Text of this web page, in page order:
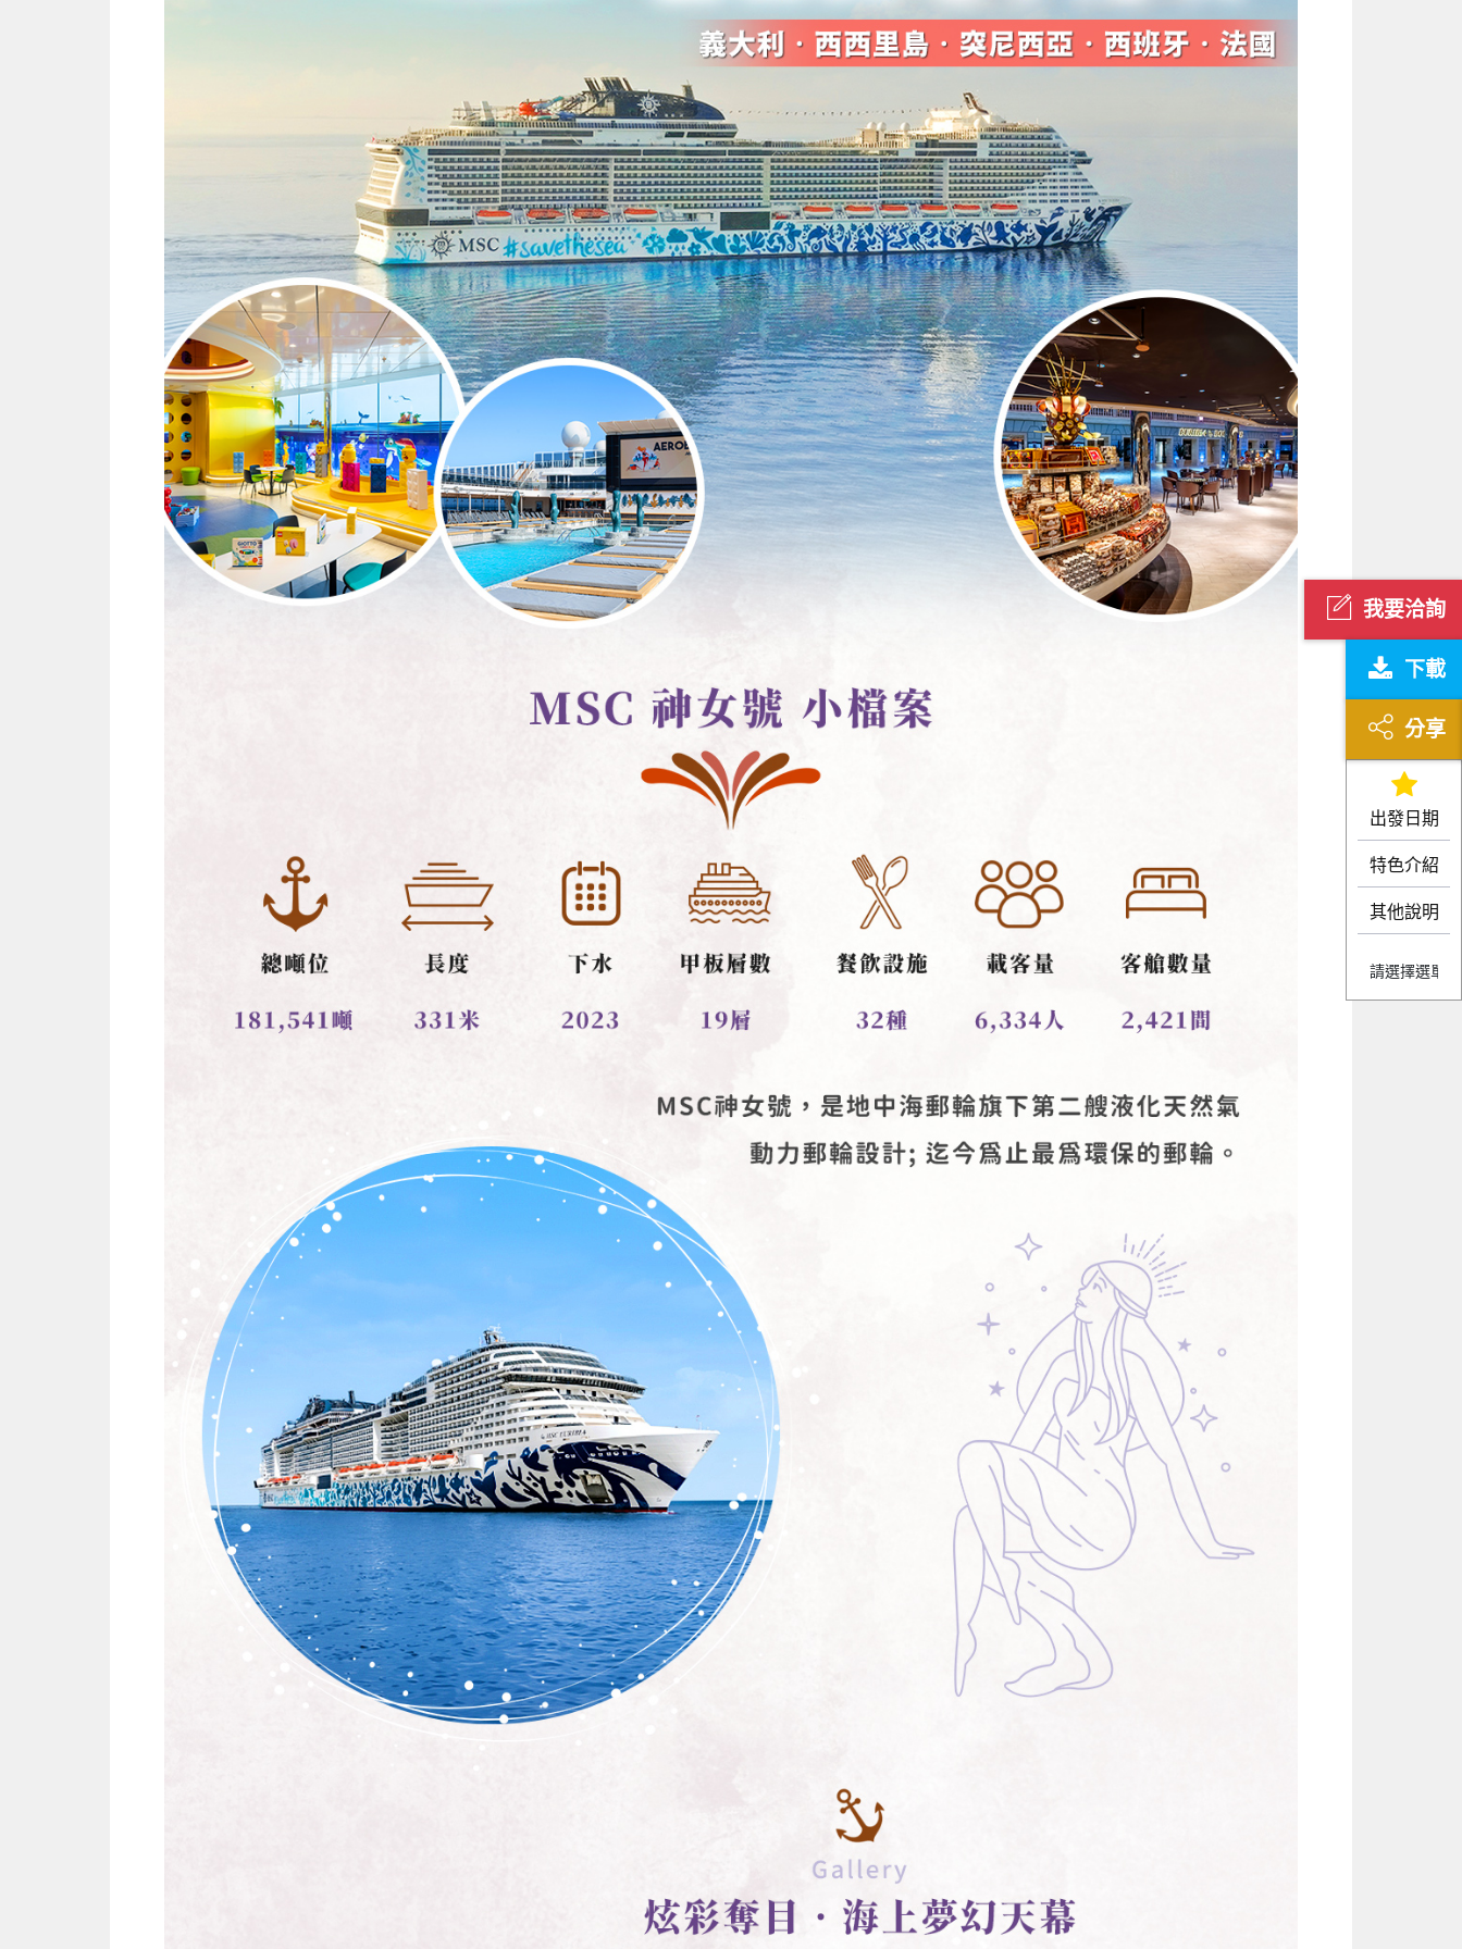
我要洽詢
下載
分享
出發日期
特色介紹
其他說明